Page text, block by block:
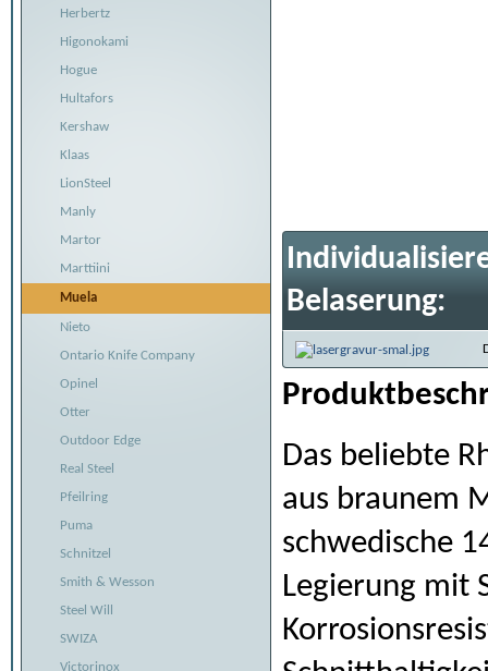
Herbertz
Higonokami
Hogue
Hultafors
Kershaw
Klaas
LionSteel
Manly
Martor
Marttiini
Muela
Nieto
Ontario Knife Company
Opinel
Otter
Outdoor Edge
Real Steel
Pfeilring
Puma
Schnitzel
Smith & Wesson
Steel Will
SWIZA
Victorinox
Belaserung:
Das beliebte
aus braunem
schwedische
Legierung mit